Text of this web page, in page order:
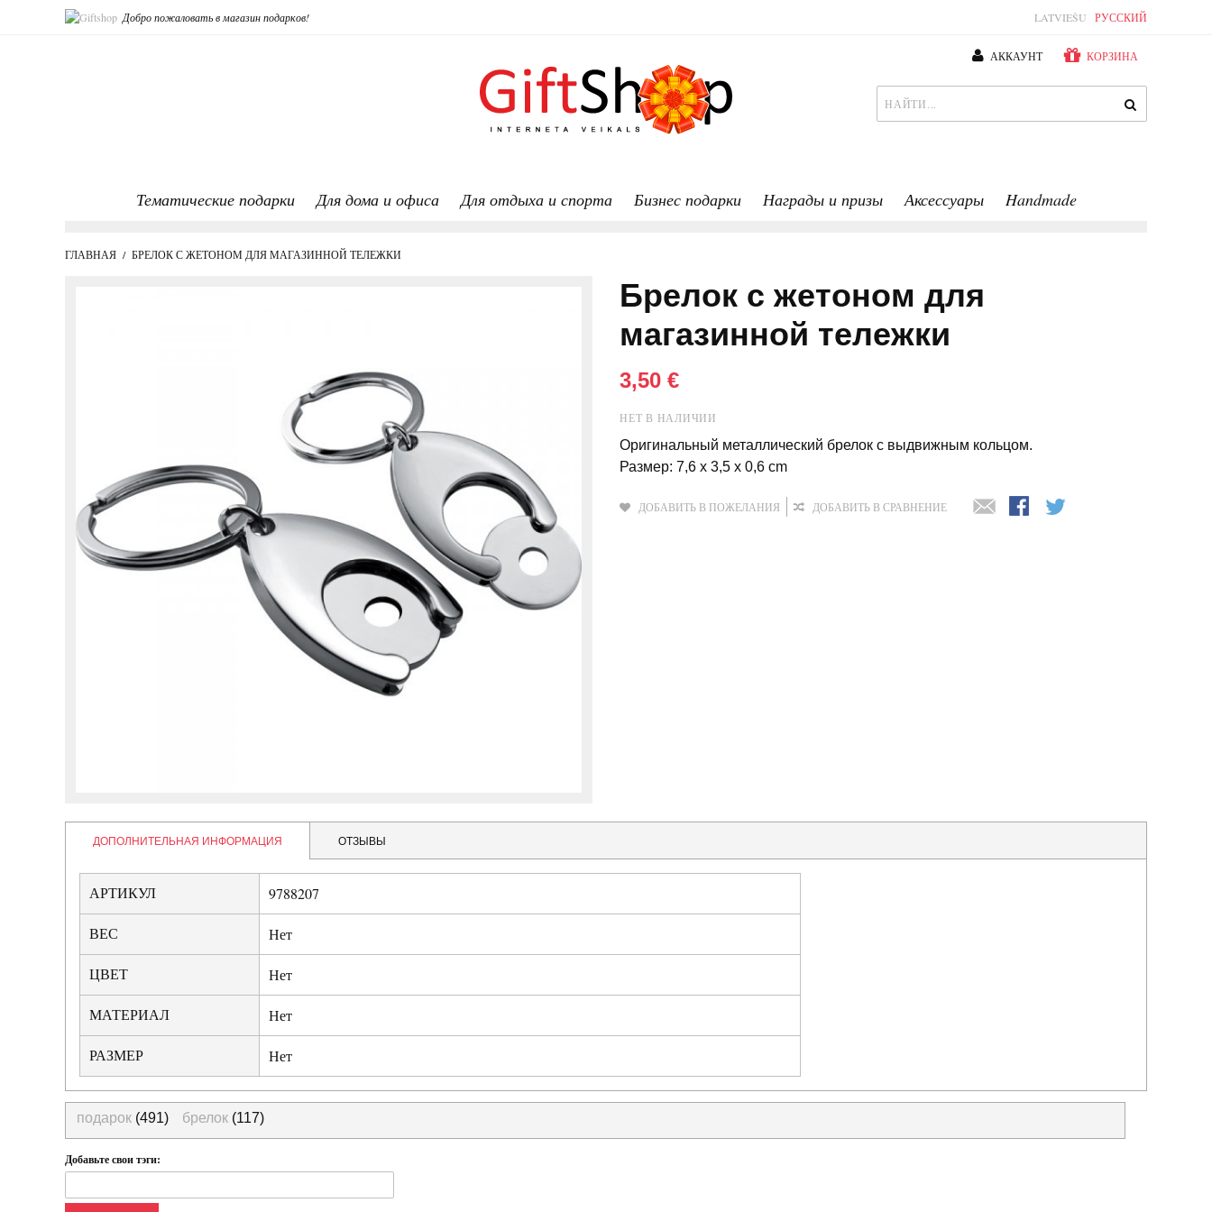
Добро пожаловать в магазин подарков! LATVIEŠU РУССКИЙ
АККАУНТ КОРЗИНА
Тематические подарки Для дома и офиса Для отдыха и спорта Бизнес подарки Награды и призы Аксессуары Handmade
ГЛАВНАЯ / БРЕЛОК С ЖЕТОНОМ ДЛЯ МАГАЗИННОЙ ТЕЛЕЖКИ
Брелок с жетоном для
магазинной тележки
3,50 €
НЕТ В НАЛИЧИИ
Оригинальный металлический брелок с выдвижным кольцом.
Размер: 7,6 x 3,5 x 0,6 cm
ДОБАВИТЬ В ПОЖЕЛАНИЯ ДОБАВИТЬ В СРАВНЕНИЕ
ДОПОЛНИТЕЛЬНАЯ ИНФОРМАЦИЯ ОТЗЫВЫ
АРТИКУЛ 9788207
ВЕС Нет
ЦВЕТ Нет
МАТЕРИАЛ Нет
РАЗМЕР Нет
подарок (491) брелок (117)
Добавьте свои тэги: